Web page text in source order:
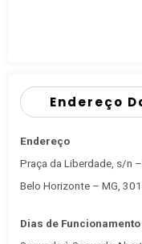
Endereço
Endereço
Praça da Liberdade, s/n
Belo Horizonte – MG,
Dias de